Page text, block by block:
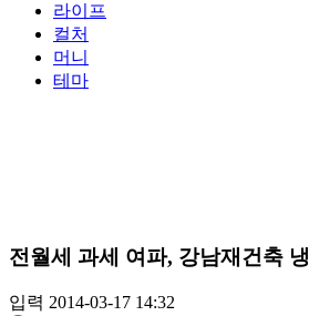
라이프
컬처
머니
테마
전월세 과세 여파, 강남재건축
입력 2014-03-17 14:32